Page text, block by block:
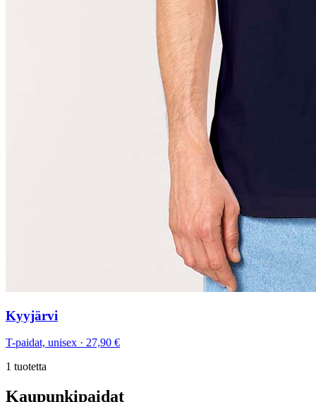
Kyyjärvi
T-paidat, unisex · 27,90 €
1 tuotetta
Kaupunkipaidat